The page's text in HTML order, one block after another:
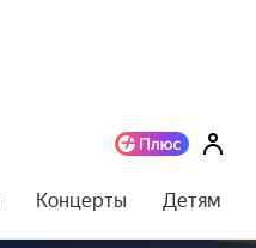
Концерты Детям